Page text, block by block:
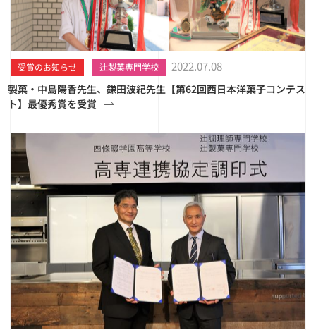
受賞のお知らせ 辻製菓専門学校 2022.07.08
製菓・中島陽香先生、鎌田波紀先生【第62回西日本洋菓子コンテス
ト】最優秀賞を受賞